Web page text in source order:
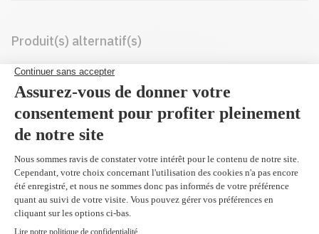
Produit(s) alternatif(s)
CE341A - Original
cyan 16,000 pages
Réusiné supérieur en
remplacement du